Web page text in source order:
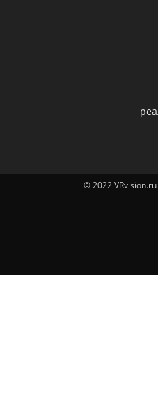
© 2022 VRvision.ru